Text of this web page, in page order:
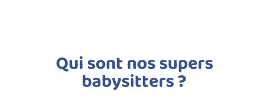
Qui sont nos supers
babysitters ?